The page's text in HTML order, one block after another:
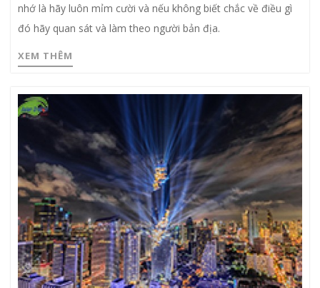
nhớ là hãy luôn mỉm cười và nếu không biết chắc về điều gì
đó hãy quan sát và làm theo người bản địa.
XEM THÊM